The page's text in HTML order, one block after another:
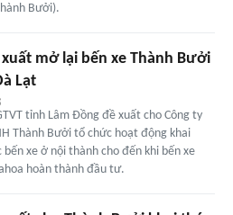
Bưởi).
mở lại bến xe Thành Bưởi
Lạt
tỉnh Lâm Đồng đề xuất cho Công ty
Thành Bưởi tổ chức hoạt động khai
bến xe ở nội thành cho đến khi bến xe
hoàn thành đầu tư.